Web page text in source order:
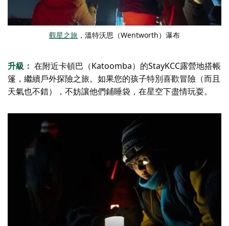
觀星之旅 ，溫特沃思（Wentworth）瀑布
升級： 在附近卡頓巴（Katoomba）的StayKCC露營地搭帳
篷，繼續戶外探險之旅。如果您的孩子特別喜歡冒險（而且
天氣也不錯），不妨讓他們鋪睡袋，在星空下盡情玩耍。